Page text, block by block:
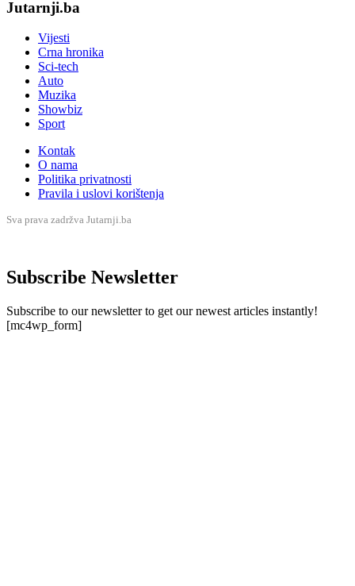
Jutarnji.ba
Vijesti
Crna hronika
Sci-tech
Auto
Muzika
Showbiz
Sport
Kontak
O nama
Politika privatnosti
Pravila i uslovi korištenja
Sva prava zadržva Jutarnji.ba
Subscribe Newsletter
Subscribe to our newsletter to get our newest articles instantly!
[mc4wp_form]